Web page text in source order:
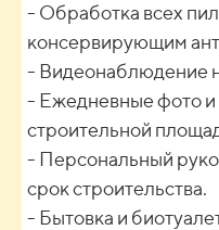
- Обработка всех
консервирующим
- Видеонаблюдение
- Ежедневные фото и
строительной
- Персональный
срок строительства.
- Бытовка и